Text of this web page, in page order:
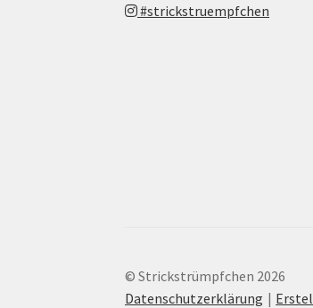
#strickstruempfchen
© Strickstrümpfchen 2026
Datenschutzerklärung